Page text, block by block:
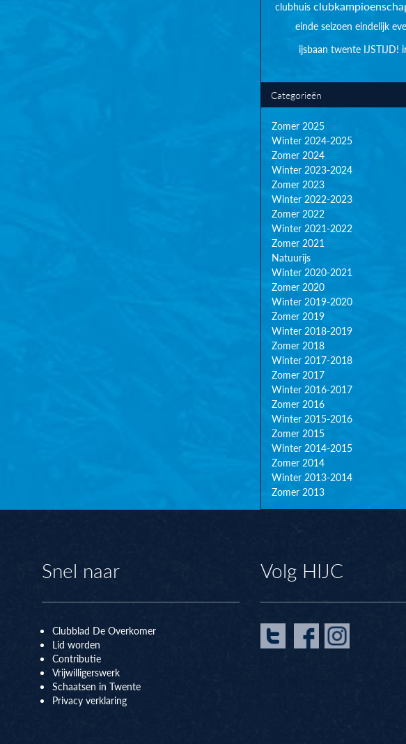
clubhuis
einde seizoen eindelijk
ijsbaan twente IJSTIJD!
Categorieën
Zomer 2025
Winter 2024-2025
Zomer 2024
Winter 2023-2024
Zomer 2023
Winter 2022-2023
Zomer 2022
Winter 2021-2022
Zomer 2021
Natuurijs
Winter 2020-2021
Zomer 2020
Winter 2019-2020
Zomer 2019
Winter 2018-2019
Zomer 2018
Winter 2017-2018
Zomer 2017
Winter 2016-2017
Zomer 2016
Winter 2015-2016
Zomer 2015
Winter 2014-2015
Zomer 2014
Winter 2013-2014
Zomer 2013
Snel naar
Clubblad De Overkomer
Lid worden
Contributie
Vrijwilligerswerk
Schaatsen in Twente
Privacy verklaring
Volg HIJC